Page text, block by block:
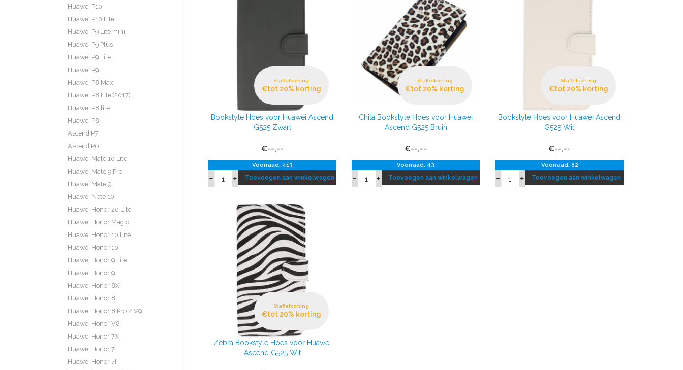
Huawei P10
Huawei P10 Lite
Huawei P9 Lite mini
Huawei P9 Plus
Huawei P9 Lite
Huawei P9
Huawei P8 Max
Huawei P8 Lite (2017)
Huawei P8 lite
Huawei P8
Ascend P7
Ascend P6
Huawei Mate 10 Lite
Huawei Mate 9 Pro
Huawei Mate 9
Huawei Note 10
Huawei Honor 20 Lite
Huawei Honor Magic
Huawei Honor 10 Lite
Huawei Honor 10
Huawei Honor 9 Lite
Huawei Honor 9
Huawei Honor 8X
Huawei Honor 8
Huawei Honor 8 Pro / V9
Huawei Honor V8
Huawei Honor 7X
Huawei Honor 7
Huawei Honor 7I
Staffelkorting
€tot 20% korting
Bookstyle Hoes voor Huawei Ascend
G525 Zwart
€--,--
Voorraad: 413
Toevoegen aan winkelwagen
Staffelkorting
€tot 20% korting
Chita Bookstyle Hoes voor Huawei
Ascend G525 Bruin
€--,--
Voorraad: 43
Toevoegen aan winkelwagen
Staffelkorting
€tot 20% korting
Bookstyle Hoes voor Huawei Ascend
G525 Wit
€--,--
Voorraad: 82
Toevoegen aan winkelwagen
Staffelkorting
€tot 20% korting
Zebra Bookstyle Hoes voor Huawei
Ascend G525 Wit